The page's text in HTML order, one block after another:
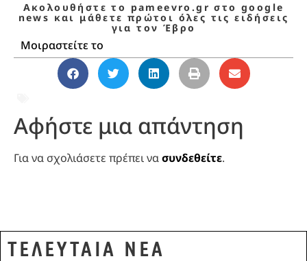
Ακολουθήστε το pameevro.gr στο google
news και μάθετε πρώτοι όλες τις ειδήσεις
για τον Έβρο
Μοιραστείτε το
Αφήστε μια απάντηση
Για να σχολιάσετε πρέπει νασυνδεθείτε.
ΤΕΛΕΥΤΑΙΑ ΝΕΑ